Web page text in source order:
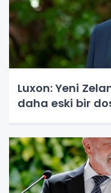
Luxon: Yeni
daha eski bir